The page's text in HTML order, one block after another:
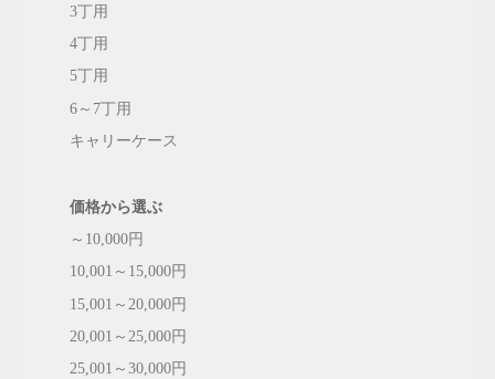
3丁用
4丁用
5丁用
6～7丁用
キャリーケース
価格から選ぶ
～10,000円
10,001～15,000円
15,001～20,000円
20,001～25,000円
25,001～30,000円